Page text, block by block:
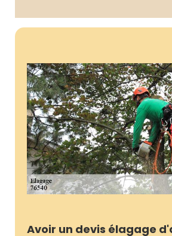
Avoir un devis élagage